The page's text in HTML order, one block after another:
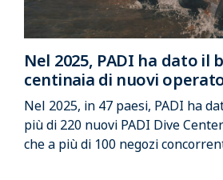
Nel 2025, PADI ha dato il
centinaia di nuovi
Nel 2025, in 47 paesi, PADI ha
più di 220 nuovi PADI Dive
che a più di 100 negozi